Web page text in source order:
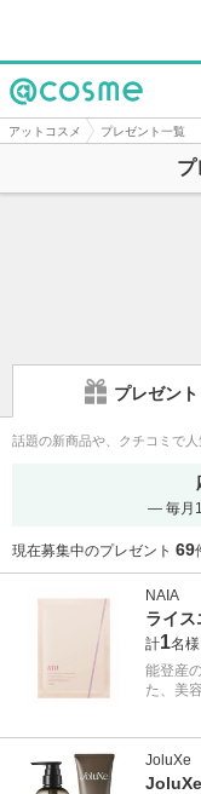
@cosme
アットコスメ プレゼント一覧
プ
プレゼント
話題の新商品や、クチコミで
― 毎月
現在募集中のプレゼント 69
NAIA
ライス
計1名様
能登産
た、美
JoluXe